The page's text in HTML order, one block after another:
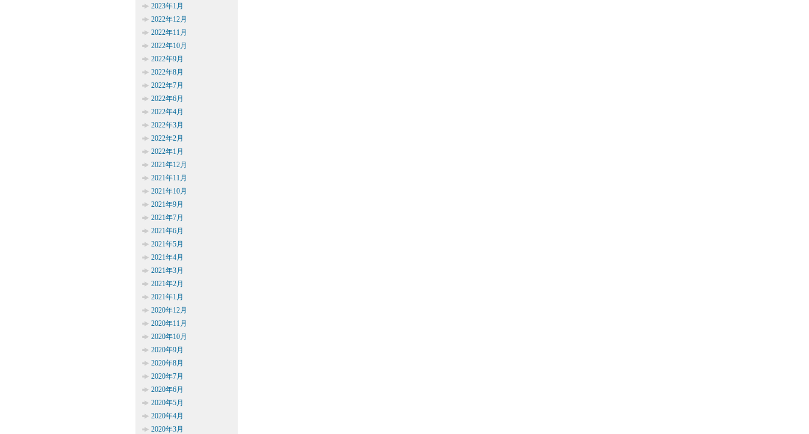
2023年1月
2022年12月
2022年11月
2022年10月
2022年9月
2022年8月
2022年7月
2022年6月
2022年4月
2022年3月
2022年2月
2022年1月
2021年12月
2021年11月
2021年10月
2021年9月
2021年7月
2021年6月
2021年5月
2021年4月
2021年3月
2021年2月
2021年1月
2020年12月
2020年11月
2020年10月
2020年9月
2020年8月
2020年7月
2020年6月
2020年5月
2020年4月
2020年3月